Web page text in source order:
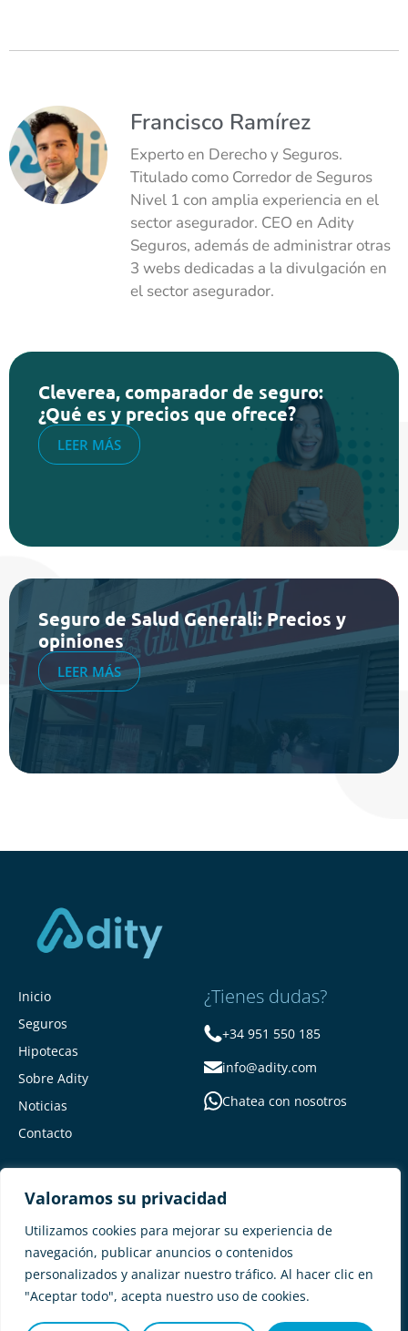
Valoramos su privacidad
Utilizamos cookies para mejorar su experiencia de
navegación, publicar anuncios o contenidos
personalizados y analizar nuestro tráfico. Al hacer clic en
"Aceptar todo", acepta nuestro uso de cookies.
Francisco Ramírez
Experto en Derecho y Seguros.
Titulado como Corredor de Seguros
Nivel 1 con amplia experiencia en el
sector asegurador. CEO en Adity
Seguros, además de administrar otras
3 webs dedicadas a la divulgación en
el sector asegurador.
Cleverea, comparador de seguro:
¿Qué es y precios que ofrece?
LEER MÁS
Seguro de Salud Generali: Precios y
opiniones
LEER MÁS
Inicio
Seguros
Hipotecas
Sobre Adity
Noticias
Contacto
¿Tienes dudas?
+34 951 550 185
info@adity.com
Chatea con nosotros
Adity Seguros – Mapa del Sitio –